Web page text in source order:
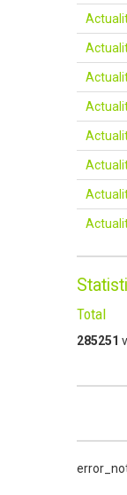
Total
285251